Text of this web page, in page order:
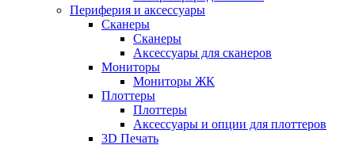
Периферия и аксессуары
Сканеры
Сканеры
Аксессуары для сканеров
Мониторы
Мониторы ЖК
Плоттеры
Плоттеры
Аксессуары и опции для плоттеров
3D Печать